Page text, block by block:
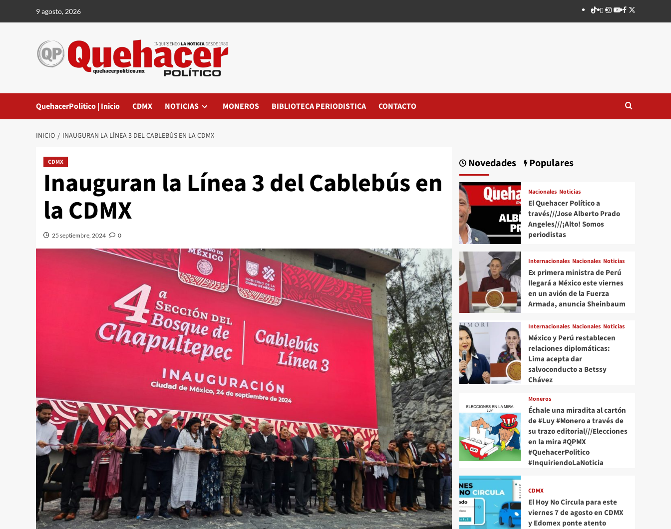
9 agosto, 2026 TikTok
threads
Instagram
Youtube
Facebook
X
QuehacerPolitico | Inicio CDMX NOTICIAS MONEROS BIBLIOTECA PERIODISTICA CONTACTO
INICIO INAUGURAN LA LÍNEA 3 DEL CABLEBÚS EN LA CDMX
CDMX
Inauguran la Línea 3 del Cablebús en
la CDMX
25 septiembre, 2024 0
Novedades Populares
Nacionales Noticias
El Quehacer Político a
través///Jose Alberto Prado
Angeles///¡Alto! Somos
periodistas
Internacionales Nacionales Noticias
Ex primera ministra de Perú
llegará a México este viernes
en un avión de la Fuerza
Armada, anuncia Sheinbaum
Internacionales Nacionales Noticias
México y Perú restablecen
relaciones diplomáticas:
Lima acepta dar
salvoconducto a Betssy
Chávez
Moneros
Échale una miradita al cartón
de #Luy #Monero a través de
su trazo editorial///Elecciones
en la mira #QPMX
#QuehacerPolitico
#InquiriendoLaNoticia
CDMX
El Hoy No Circula para este
viernes 7 de agosto en CDMX
y Edomex ponte atento